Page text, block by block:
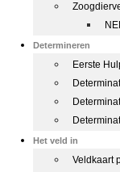
Determineren
Eerste
Het veld in
Veldkaart